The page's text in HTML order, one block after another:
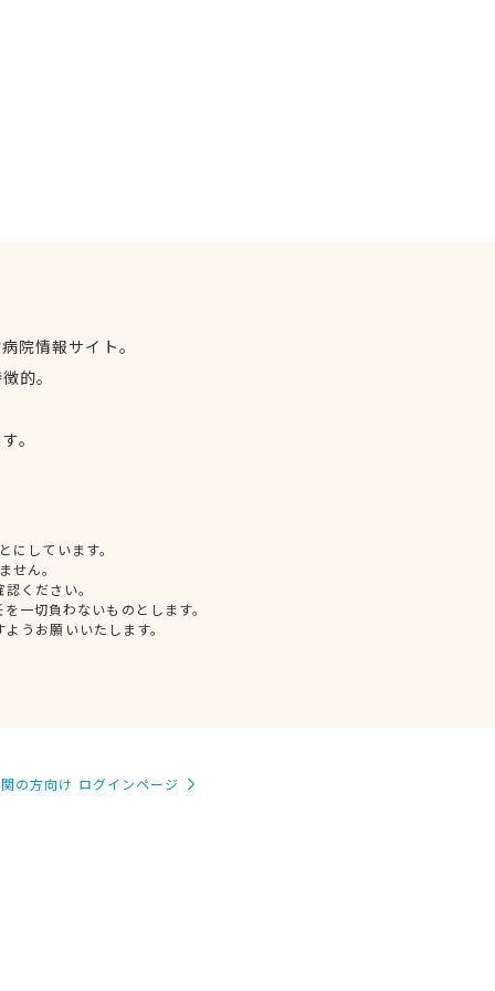
院情報サイト。
的。
。
しています。
せん。
ください。
一切負わないものとします。
うお願いいたします。
の方向け ログインページ